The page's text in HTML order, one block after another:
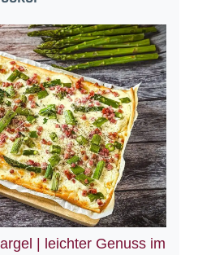
| leichter Genuss im